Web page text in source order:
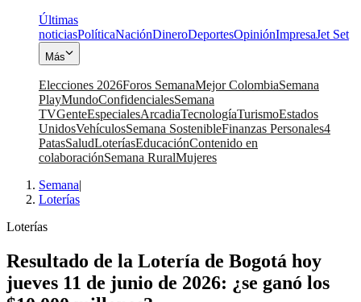
Últimas
noticiasPolíticaNaciónDineroDeportesOpiniónImpresaJet Set
Más
Elecciones 2026Foros SemanaMejor ColombiaSemana
PlayMundoConfidencialesSemana
TVGenteEspecialesArcadiaTecnologíaTurismoEstados
UnidosVehículosSemana SostenibleFinanzas Personales4
PatasSaludLoteríasEducaciónContenido en
colaboraciónSemana RuralMujeres
Semana|
Loterías
Loterías
Resultado de la Lotería de Bogotá hoy
jueves 11 de junio de 2026: ¿se ganó los